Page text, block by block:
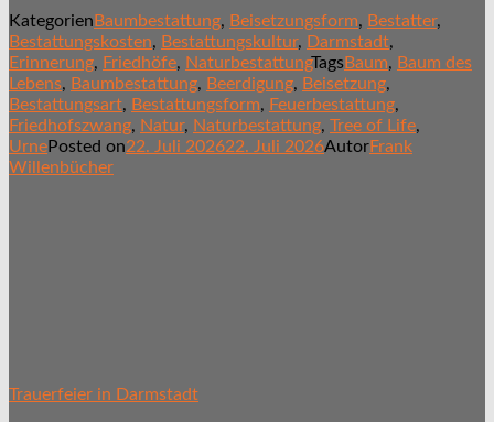
Kategorien Baumbestattung, Beisetzungsform, Bestatter,
Bestattungskosten, Bestattungskultur, Darmstadt,
Erinnerung, Friedhöfe, NaturbestattungTagsBaum, Baum des
Lebens, Baumbestattung, Beerdigung, Beisetzung,
Bestattungsart, Bestattungsform, Feuerbestattung,
Friedhofszwang, Natur, Naturbestattung, Tree of Life,
UrnePosted on22. Juli 202622. Juli 2026AutorFrank
Willenbücher
Trauerfeier in Darmstadt